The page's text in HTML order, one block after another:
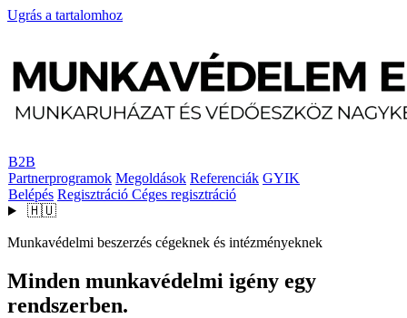
Ugrás a tartalomhoz
B2B
Partnerprogramok Megoldások Referenciák GYIK
Belépés Regisztráció Céges regisztráció
🇭🇺
Munkavédelmi beszerzés cégeknek és intézményeknek
Minden munkavédelmi igény egy
rendszerben.